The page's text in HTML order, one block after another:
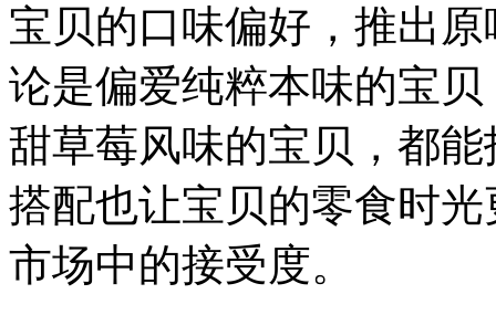
宝贝的口味偏好，推出
论是偏爱纯粹本味的宝
甜草莓风味的宝贝，都
搭配也让宝贝的零食时
市场中的接受度。